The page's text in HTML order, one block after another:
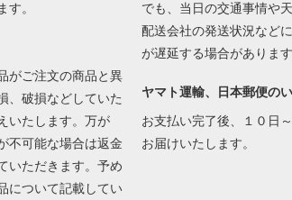
す。
がご注文の商品と異
、破損などしていた
いたします。万が
不可能な場合は返金
いただきます。予め
について記載してい
でも、当日の交通事情や天
配送会社の発送状況など
が遅延する場合があります
ヤマト運輸、日本郵便の
お支払い完了後、１０日
お届けいたします。